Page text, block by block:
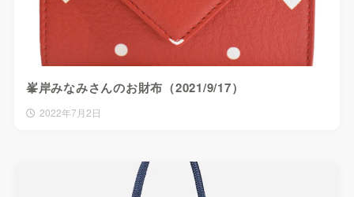
峯岸みなみさんのお財布（2021/9/17）
2022年7月2日